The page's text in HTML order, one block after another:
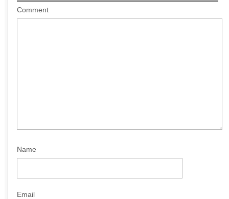
Comment
Name
Email